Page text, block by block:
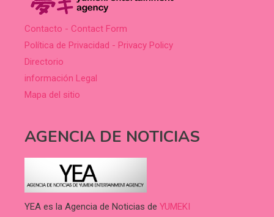
Contacto - Contact Form
Política de Privacidad - Privacy Policy
Directorio
información Legal
Mapa del sitio
AGENCIA DE NOTICIAS
YEA es la Agencia de Noticias de YUMEKI